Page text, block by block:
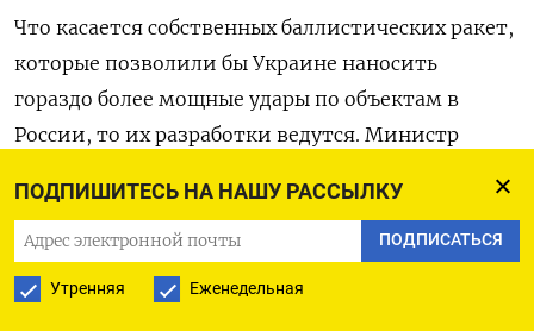
ПОДПИШИТЕСЬ НА НАШУ РАССЫЛКУ
ПОДПИСАТЬСЯ
Утренняя Еженедельная
Что касается собственных баллистических ракет,
которые позволили бы Украине наносить
гораздо более мощные удары по объектам в
России, то их разработки ведутся. Министр
этой неделе:
Баллистический потенциал